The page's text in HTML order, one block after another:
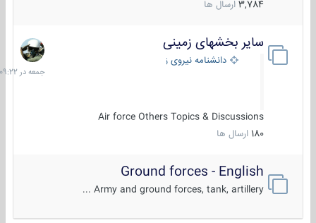
3,784 ارسال ها
سایر بخشهای زمینی
دانشنامه نیروی زمینی
Air force Others Topics & Discussions
180 ارسال ها
جمعه
در
09:22
Ground forces - English
Army and ground forces, tank, artillery ...